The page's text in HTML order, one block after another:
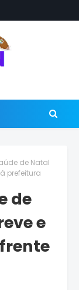
de Natal
prefeitura
de
e